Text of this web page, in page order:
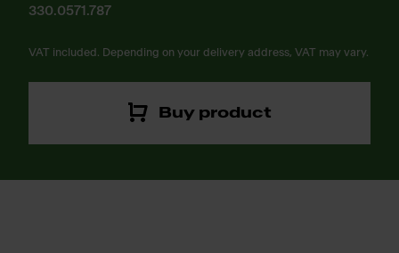
330.0571.787
VAT included. Depending on your delivery address, VAT may vary.
Buy product